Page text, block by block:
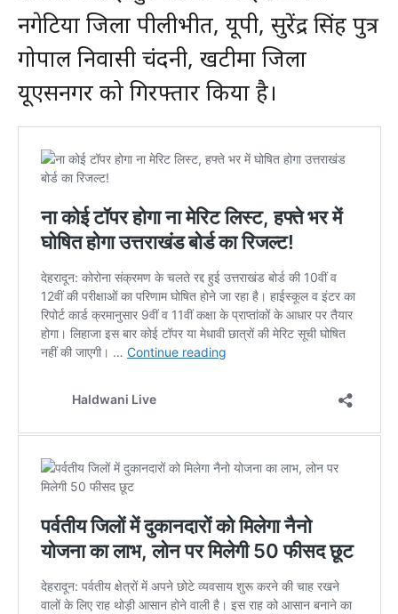
नगेटिया जिला पीलीभीत, यूपी, सुरेंद्र सिंह पुत्र
गोपाल निवासी चंदनी, खटीमा जिला
यूएसनगर को गिरफ्तार किया है।